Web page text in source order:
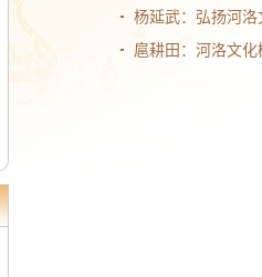
杨延武：弘扬河
扈耕田：河洛文